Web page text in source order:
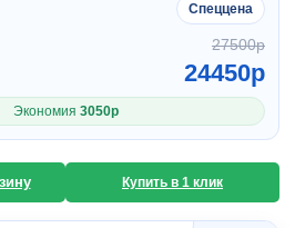
Спеццена
27500p
24450p
Экономия 3050p
Купить в 1 клик